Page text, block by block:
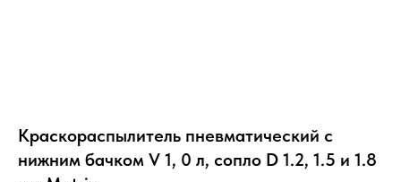
Краскораспылитель пневматический с
нижним бачком V 1, 0 л, сопло D 1.2, 1.5 и 1.8